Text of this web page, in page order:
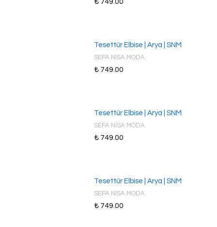
Tesettür Elbise | Arya | SNM
SEFA NİSA MODA
₺ 749.00
Tesettür Elbise | Arya | SNM
SEFA NİSA MODA
₺ 749.00
Tesettür Elbise | Arya | SNM
SEFA NİSA MODA
₺ 749.00